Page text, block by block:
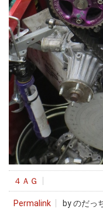
４ＡＧ
Permalink by のだっ